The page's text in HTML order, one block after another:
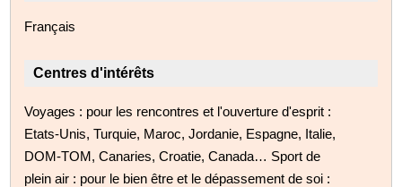
Français
Centres d'intérêts
Voyages : pour les rencontres et l'ouverture d'esprit :
Etats-Unis, Turquie, Maroc, Jordanie, Espagne, Italie,
DOM-TOM, Canaries, Croatie, Canada… Sport de
plein air : pour le bien être et le dépassement de soi :